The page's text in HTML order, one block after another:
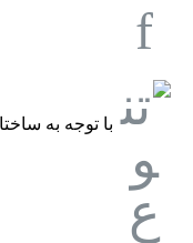
با توجه به